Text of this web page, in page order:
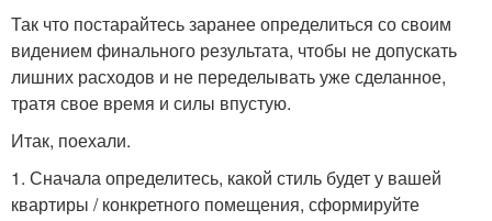
Так что постарайтесь заранее определиться со своим
видением финального результата, чтобы не допускать
лишних расходов и не переделывать уже сделанное,
тратя свое время и силы впустую.
Итак, поехали.
1. Сначала определитесь, какой стиль будет у вашей
квартиры / конкретного помещения, сформируйте